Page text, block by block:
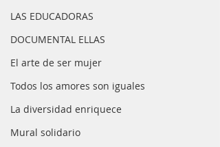
LAS EDUCADORAS
DOCUMENTAL ELLAS
El arte de ser mujer
Todos los amores son iguales
La diversidad enriquece
Mural solidario